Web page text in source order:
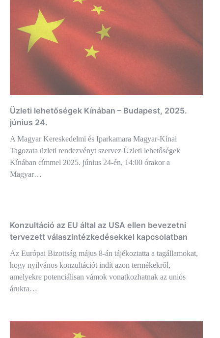
Üzleti lehetőségek Kínában – Budapest, 2025.
június 24.
A Magyar Kereskedelmi és Iparkamara Magyar-Kínai
Tagozata üzleti rendezvényt szervez Üzleti lehetőségek
Kínában címmel 2025. június 24-én, 14:00 órakor a
Magyar…
Konzultáció az EU által az USA ellen bevezetni
tervezett válaszintézkedésekkel kapcsolatban
Az Európai Bizottság május 8-án tájékoztatta a tagállamokat,
hogy nyilvános konzultációt indít azon termékekről,
amelyekre potenciálisan vámok vonatkozhatnak az uniós
árukra…